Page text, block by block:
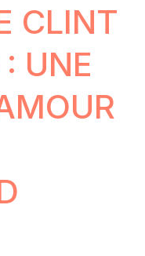
CLINT
UNE